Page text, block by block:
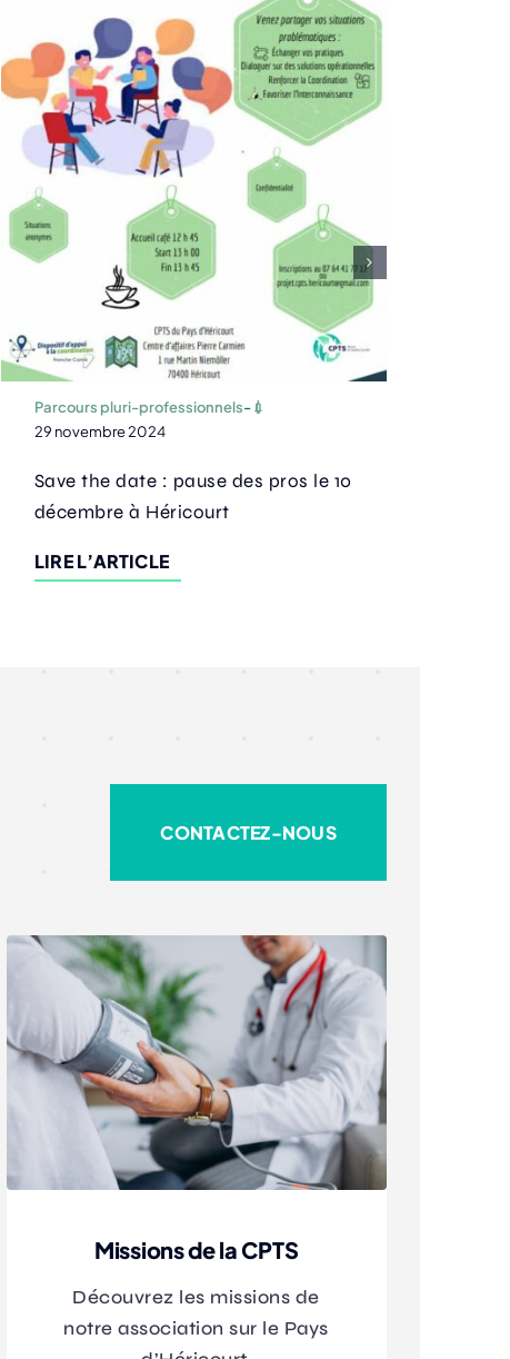
Parcours pluri-professionnels-💉
29 novembre 2024
Save the date : pause des pros le 10
décembre à Héricourt
LIRE L’ARTICLE
CONTACTEZ-NOUS
Missions de la CPTS
Découvrez les missions de
notre association sur le Pays